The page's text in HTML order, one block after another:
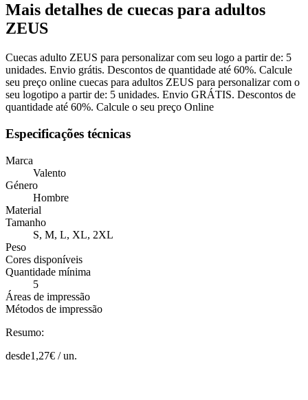
Mais detalhes de cuecas para adultos
ZEUS
Cuecas adulto ZEUS para personalizar com seu logo a partir de: 5
unidades. Envio grátis. Descontos de quantidade até 60%. Calcule
seu preço online cuecas para adultos ZEUS para personalizar com o
seu logotipo a partir de: 5 unidades. Envio GRÁTIS. Descontos de
quantidade até 60%. Calcule o seu preço Online
Especificações técnicas
Marca
Valento
Género
Hombre
Material
Tamanho
S, M, L, XL, 2XL
Peso
Cores disponíveis
Quantidade mínima
5
Áreas de impressão
Métodos de impressão
Resumo:
desde1,27€ /un.